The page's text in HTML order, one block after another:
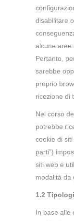
disabilitare
alcune aree
Pertanto,
sarebbe
proprio
ricezione di
Nel corso
potrebbe
cookie di
parti”)
siti web e
modalità da
1.2
In base alle